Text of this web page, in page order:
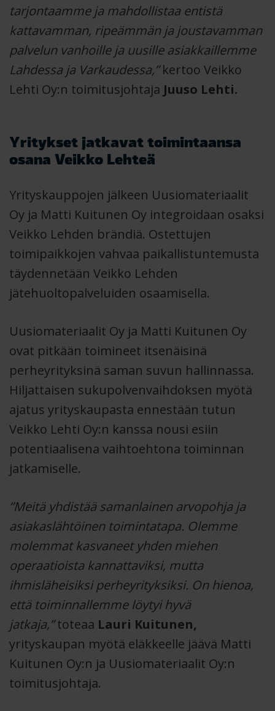
tarjontaamme ja mahdollistaa entistä
kattavamman, ripeämmän ja joustavamman
palvelun vanhoille ja uusille asiakkaillemme
Lahdessa ja Varkaudessa,”kertoo Veikko
Lehti Oy:n toimitusjohtaja Juuso Lehti.
Yritykset jatkavat toimintaansa
osana Veikko Lehteä
Yrityskauppojen jälkeen Uusiomateriaalit
Oy ja Matti Kuitunen Oy integroidaan osaksi
Veikko Lehden brändiä. Ostettujen
toimipaikkojen vahvaa paikallistuntemusta
täydennetään Veikko Lehden
jätehuoltopalveluiden osaamisella.
Uusiomateriaalit Oy ja Matti Kuitunen Oy
ovat pitkään toimineet itsenäisinä
perheyrityksinä saman suvun hallinnassa.
Hiljattaisen sukupolvenvaihdoksen myötä
ajatus yrityskaupasta ennestään tutun
Veikko Lehti Oy:n kanssa nousi esiin
potentiaalisena vaihtoehtona toiminnan
jatkamiselle.
”Meitä yhdistää samanlainen arvopohja ja
asiakaslähtöinen toimintatapa. Olemme
molemmat kasvaneet yhden miehen
operaatioista kannattaviksi, mutta
ihmisläheisiksi perheyrityksiksi. On hienoa,
että toiminnallemme löytyi hyvä
jatkaja,”toteaa Lauri Kuitunen,
yrityskaupan myötä eläkkeelle jäävä Matti
Kuitunen Oy:n ja Uusiomateriaalit Oy:n
toimitusjohtaja.